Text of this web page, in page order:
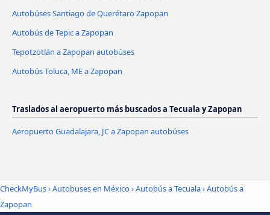
Autobúses Santiago de Querétaro Zapopan
Autobús de Tepic a Zapopan
Tepotzotlán a Zapopan autobúses
Autobús Toluca, ME a Zapopan
Traslados al aeropuerto más buscados a Tecuala y Zapopan
Aeropuerto Guadalajara, JC a Zapopan autobúses
CheckMyBus›Autobuses en México›Autobús a Tecuala›Autobús a
Zapopan